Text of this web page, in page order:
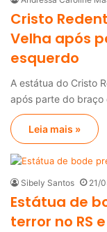
Cristo
Velha após
esquerdo
A estátua do Cristo
após parte do braço
Leia mais »
Sibely Santos 21/
Estátua de
terror no RS